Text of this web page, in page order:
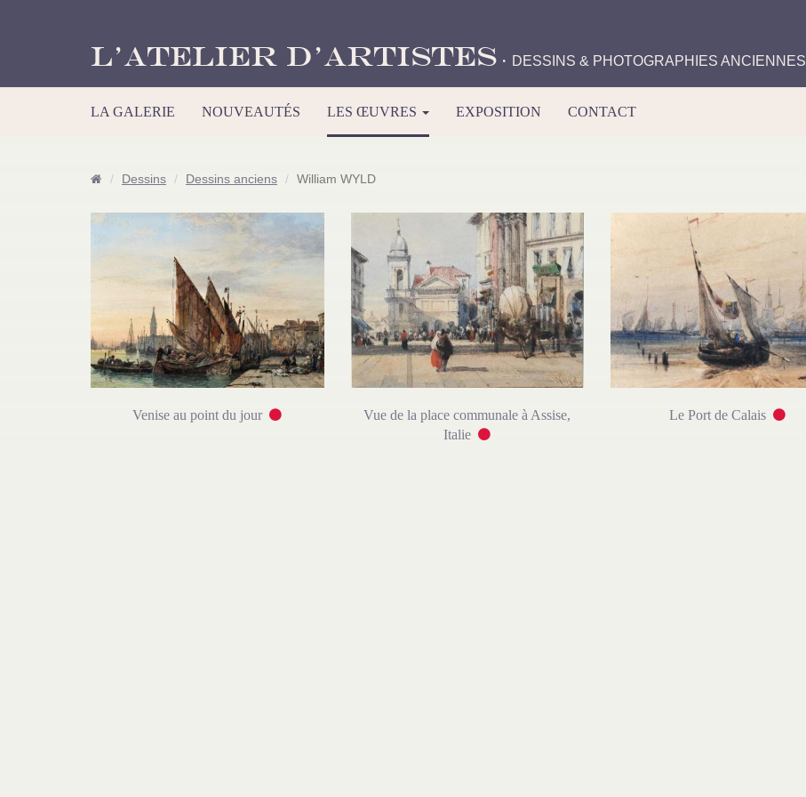
L’Atelier d’Artistes · DESSINS & PHOTOGRAPHIES ANCIENNES
LA GALERIE NOUVEAUTÉS LES ŒUVRES EXPOSITION CONTACT
Dessins Dessins anciens William WYLD
Venise au point du jour
Vue de la place communale à Assise,
Italie
Le Port de Calais